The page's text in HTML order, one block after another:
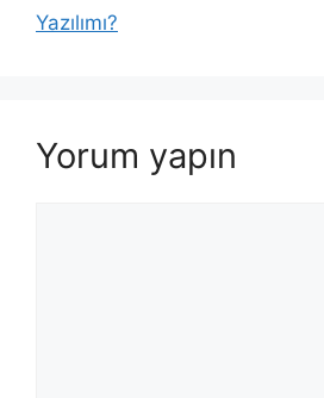
Yazılımı?
Yorum yapın